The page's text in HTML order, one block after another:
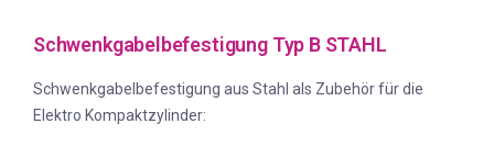
Schwenkgabelbefestigung Typ B STAHL
Schwenkgabelbefestigung aus Stahl als Zubehör für die
Elektro Kompaktzylinder: